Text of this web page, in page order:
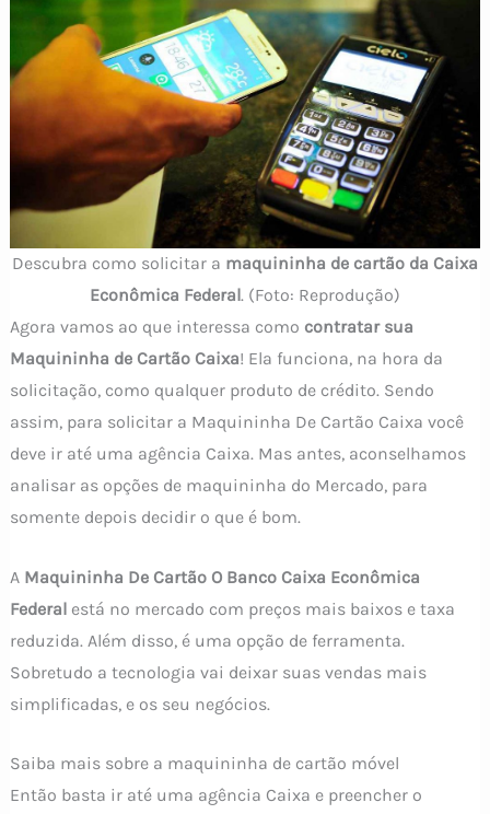
Descubra como solicitar a maquininha de cartão da Caixa
Econômica Federal. (Foto: Reprodução)
Agora vamos ao que interessa como contratar sua
Maquininha de Cartão Caixa! Ela funciona, na hora da
solicitação, como qualquer produto de crédito. Sendo
assim, para solicitar a Maquininha De Cartão Caixa você
deve ir até uma agência Caixa. Mas antes, aconselhamos
analisar as opções de maquininha do Mercado, para
somente depois decidir o que é bom.
A Maquininha De Cartão O Banco Caixa Econômica
Federalestá no mercado com preços mais baixos e taxa
reduzida. Além disso, é uma opção de ferramenta.
Sobretudo a tecnologia vai deixar suas vendas mais
simplificadas, e os seu negócios.
Saiba mais sobre a maquininha de cartão móvel
Então basta ir até uma agência Caixa e preencher o